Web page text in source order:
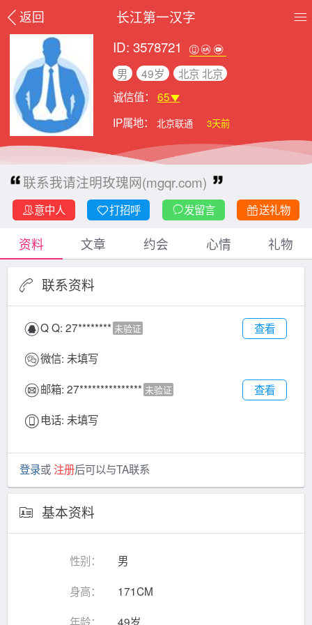
返回
长江第一汉字
ID: 3578721
男 49岁
北京 北京
诚信值： 65
IP属地：
北京联通 3天前
联系我请注明玫瑰网(mgqr.com)
意中人 打招呼 发留言 送礼物
资料 文章 约会 心情 礼物
联系资料
Q Q: 27******** 未验证
查看
微信: 未填写
邮箱: 27*************** 未验证
查看
电话: 未填写
登录或注册后可以与TA联系
基本资料
性别：
男
身高：
171CM
年龄：
49岁